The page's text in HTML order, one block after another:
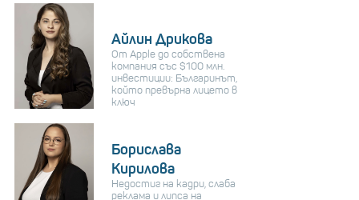
Айлин Дрикова
От Apple до собствена
компания със $100 млн.
инвестиции: Българинът,
който превърна лицето в
ключ
Борислава
Кирилова
Недостиг на кадри, слаба
реклама и липса на